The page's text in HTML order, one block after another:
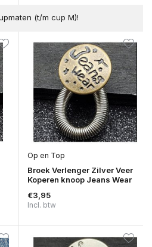
Andere maat
Op en Top
Broek Verlenger Zilver Veer
Koperen knoop Jeans Wear
€3,95
Incl. btw